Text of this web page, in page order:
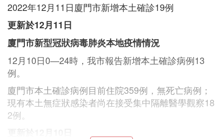
2022年12月11日廈門市新增本土確診19例
更新於12月11日
廈門市新型冠狀病毒肺炎本地疫情情況
12月10日0—24時，我市報告新增本土確診病例13
例。
廈門市本土確診病例目前住院359例，無死亡病例；
現有本土無症狀感染者尚在接受集中隔離醫學觀察18
2例。